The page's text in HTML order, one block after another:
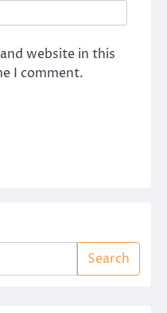
website in this
I comment.
Search